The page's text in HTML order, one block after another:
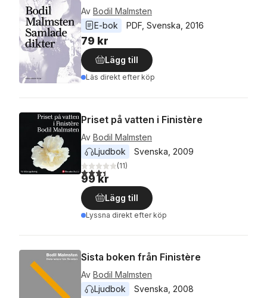
Av Bodil Malmsten
E-bok
PDF Svenska 2016
79 kr
Lägg till
Läs direkt efter köp
Priset på vatten i Finistère
Av Bodil Malmsten
Ljudbok
Svenska 2009
3,4utav 5 stjärnor. Totalt antal röster:
(11)
99 kr
Lägg till
Lyssna direkt efter köp
Sista boken från Finistère
Av Bodil Malmsten
Ljudbok
Svenska 2008